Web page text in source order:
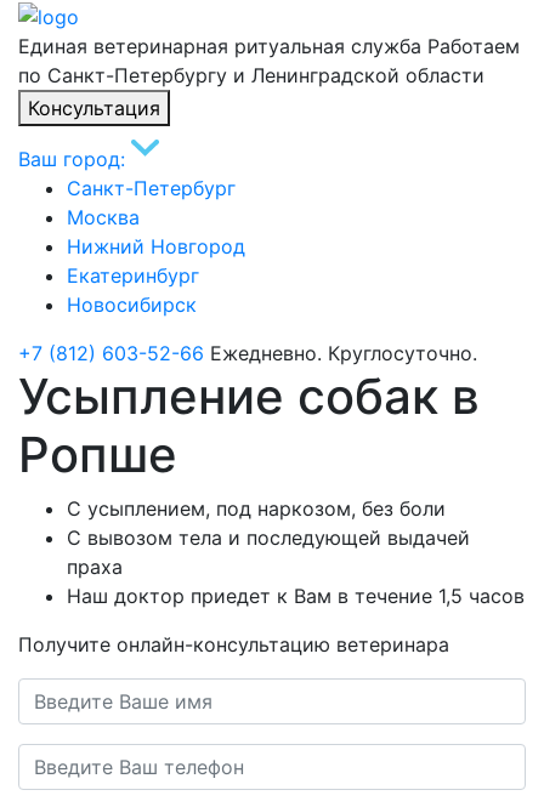
Единая ветеринарная ритуальная служба Работаем
по Санкт-Петербургу и Ленинградской области
Консультация
Ваш город:
Санкт-Петербург
Москва
Нижний Новгород
Екатеринбург
Новосибирск
+7 (812) 603-52-66 Ежедневно. Круглосуточно.
Усыпление собак в
Ропше
С усыплением, под наркозом, без боли
С вывозом тела и последующей выдачей
праха
Наш доктор приедет к Вам в течение 1,5 часов
Получите онлайн-консультацию ветеринара